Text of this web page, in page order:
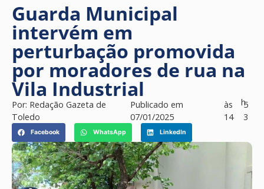
Guarda Municipal
intervém em
perturbação promovida
por moradores de rua na
Vila Industrial
Por: Redação Gazeta de
Toledo
Publicado em
07/01/2025
às
14
h5
3
Facebook WhatsApp LinkedIn